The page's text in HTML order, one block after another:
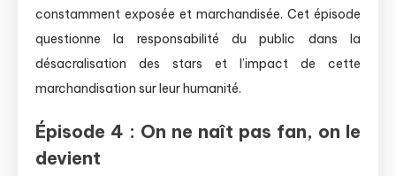
constamment exposée et marchandisée. Cet épisode
questionne la responsabilité du public dans la
désacralisation des stars et l’impact de cette
marchandisation sur leur humanité.
Épisode 4 : On ne naît pas fan, on le
devient